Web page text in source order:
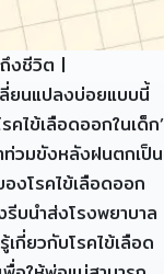
งชีวิต |
ยนแปลงบ่อยแบบนี้
คไข้เลือดออกในเด็ก’
ท่วมขังหลังฝนตกเป็น
งโรคไข้เลือดออก
บนำส่งโรงพยาบาล
กี่ยวกับโรคไข้เลือด